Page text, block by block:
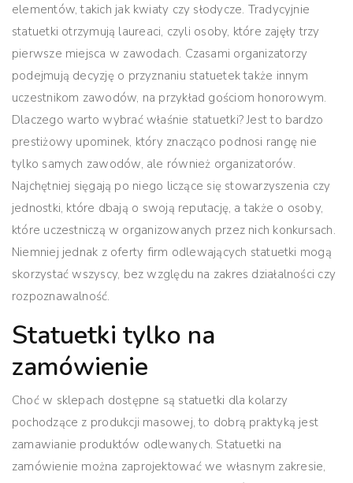
elementów, takich jak kwiaty czy słodycze. Tradycyjnie
statuetki otrzymują laureaci, czyli osoby, które zajęły trzy
pierwsze miejsca w zawodach. Czasami organizatorzy
podejmują decyzję o przyznaniu statuetek także innym
uczestnikom zawodów, na przykład gościom honorowym.
Dlaczego warto wybrać właśnie statuetki? Jest to bardzo
prestiżowy upominek, który znacząco podnosi rangę nie
tylko samych zawodów, ale również organizatorów.
Najchętniej sięgają po niego liczące się stowarzyszenia czy
jednostki, które dbają o swoją reputację, a także o osoby,
które uczestniczą w organizowanych przez nich konkursach.
Niemniej jednak z oferty firm odlewających statuetki mogą
skorzystać wszyscy, bez względu na zakres działalności czy
rozpoznawalność.
Statuetki tylko na
zamówienie
Choć w sklepach dostępne są statuetki dla kolarzy
pochodzące z produkcji masowej, to dobrą praktyką jest
zamawianie produktów odlewanych. Statuetki na
zamówienie można zaprojektować we własnym zakresie,